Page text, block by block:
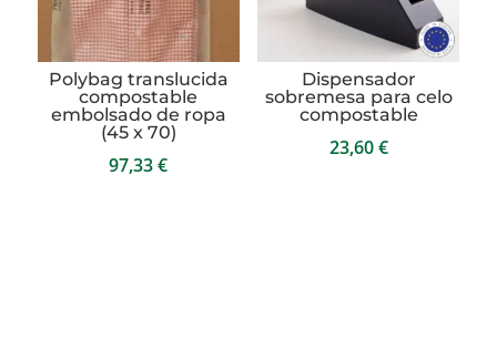
Polybag translucida
compostable
embolsado de ropa
(45 x 70)
97,33€
Dispensador
sobremesa para celo
compostable
23,60€